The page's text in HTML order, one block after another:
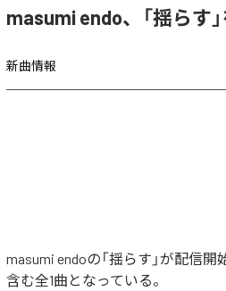
masumi endo、「揺らす
新曲情報
masumi endoの「揺らす」が配信
含む全1曲となっている。